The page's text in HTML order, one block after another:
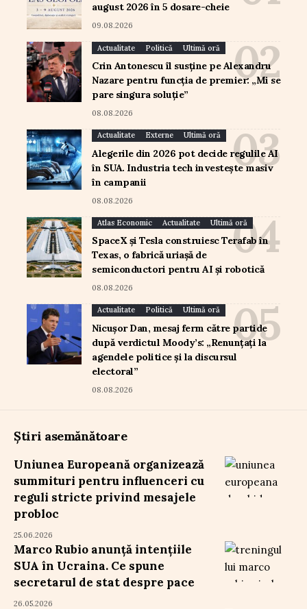
august 2026 în 5 dosare-cheie
09.08.2026
Actualitate Politică Ultimă oră
Crin Antonescu îl susține pe Alexandru
Nazare pentru funcția de premier: „Mi se
pare singura soluție”
08.08.2026
Actualitate Externe Ultimă oră
Alegerile din 2026 pot decide regulile AI
în SUA. Industria tech investește masiv
în campanii
08.08.2026
Atlas Economic Actualitate Ultimă oră
SpaceX și Tesla construiesc Terafab în
Texas, o fabrică uriașă de
semiconductori pentru AI și robotică
08.08.2026
Actualitate Politică Ultimă oră
Nicușor Dan, mesaj ferm către partide
după verdictul Moody’s: „Renunțați la
agendele politice și la discursul
electoral”
08.08.2026
Știri asemănătoare
Uniunea Europeană organizează
summituri pentru influenceri cu
reguli stricte privind mesajele
probloc
25.06.2026
Marco Rubio anunță intențiile
SUA în Ucraina. Ce spune
secretarul de stat despre pace
26.05.2026